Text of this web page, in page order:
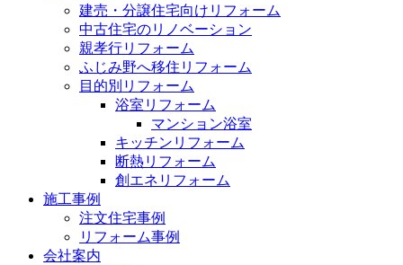
建売・分譲住宅向けリフォーム
中古住宅のリノベーション
親孝行リフォーム
ふじみ野へ移住リフォーム
目的別リフォーム
浴室リフォーム
マンション浴室
キッチンリフォーム
断熱リフォーム
創エネリフォーム
施工事例
注文住宅事例
リフォーム事例
会社案内